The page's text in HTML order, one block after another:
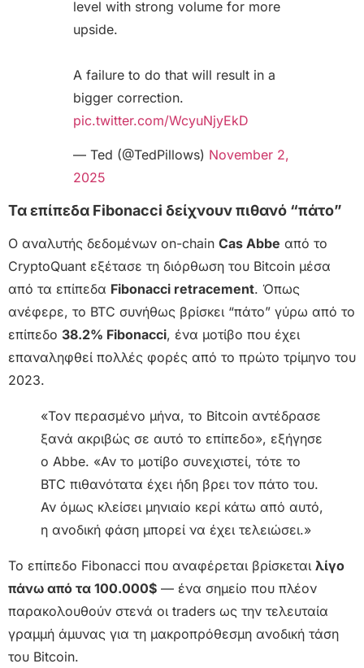
level with strong volume for more
upside.
A failure to do that will result in a
bigger correction.
pic.twitter.com/WcyuNjyEkD
— Ted (@TedPillows) November 2,
2025
Τα επίπεδα Fibonacci δείχνουν πιθανό “πάτο”
Ο αναλυτής δεδομένων on-chain Cas Abbe από το
CryptoQuant εξέτασε τη διόρθωση του Bitcoin μέσα
από τα επίπεδα Fibonacci retracement. Όπως
ανέφερε, το BTC συνήθως βρίσκει “πάτο” γύρω από το
επίπεδο 38.2% Fibonacci, ένα μοτίβο που έχει
επαναληφθεί πολλές φορές από το πρώτο τρίμηνο του
2023.
«Τον περασμένο μήνα, το Bitcoin αντέδρασε
ξανά ακριβώς σε αυτό το επίπεδο», εξήγησε
ο Abbe. «Αν το μοτίβο συνεχιστεί, τότε το
BTC πιθανότατα έχει ήδη βρει τον πάτο του.
Αν όμως κλείσει μηνιαίο κερί κάτω από αυτό,
η ανοδική φάση μπορεί να έχει τελειώσει.»
Το επίπεδο Fibonacci που αναφέρεται βρίσκεται λίγο
πάνω από τα 100.000$ — ένα σημείο που πλέον
παρακολουθούν στενά οι traders ως την τελευταία
γραμμή άμυνας για τη μακροπρόθεσμη ανοδική τάση
του Bitcoin.